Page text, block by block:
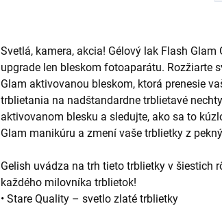
Svetlá, kamera, akcia! Gélový lak Flash
upgrade len bleskom fotoaparátu. Rozžiarte
Glam aktivovanou bleskom, ktorá prenesie
trblietania na nadštandardne trblietavé
aktivovanom blesku a sledujte, ako sa to
Glam manikúru a zmení vaše trblietky z
Gelish uvádza na trh tieto trblietky v šiestich
každého milovníka trblietok!
• Stare Quality – svetlo zlaté trblietky